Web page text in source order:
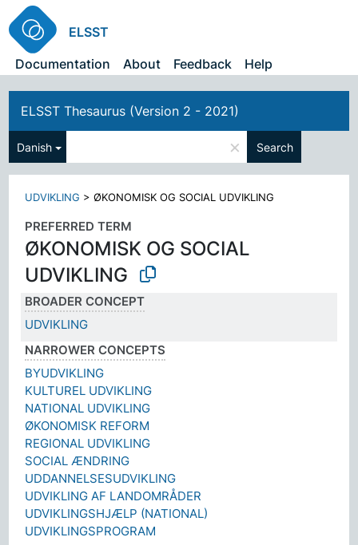
ELSST
Documentation
About Feedback Help
ELSST Thesaurus (Version 2 - 2021)
Danish × Search
UDVIKLING >ØKONOMISK OG SOCIAL UDVIKLING
PREFERRED TERM
ØKONOMISK OG SOCIAL
UDVIKLING
BROADER CONCEPT
UDVIKLING
NARROWER CONCEPTS
BYUDVIKLING
KULTUREL UDVIKLING
NATIONAL UDVIKLING
ØKONOMISK REFORM
REGIONAL UDVIKLING
SOCIAL ÆNDRING
UDDANNELSESUDVIKLING
UDVIKLING AF LANDOMRÅDER
UDVIKLINGSHJÆLP (NATIONAL)
UDVIKLINGSPROGRAM